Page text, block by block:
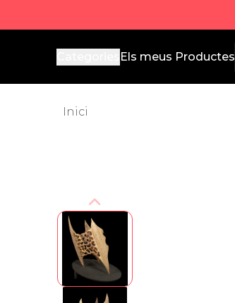
Producto de Aquí
Els meus Productes
Inici